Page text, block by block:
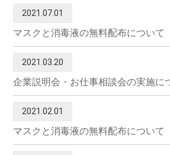
2021.07.01
マスクと消毒液の無料配布について
2021.03.20
企業説明会・お仕事相談会の実施に
2021.02.01
マスクと消毒液の無料配布について